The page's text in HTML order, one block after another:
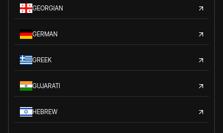
GEORGIAN
GERMAN
GREEK
GUJARATI
HEBREW